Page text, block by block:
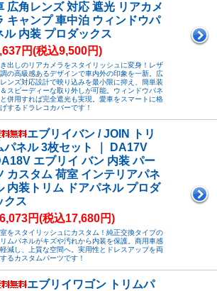
広角レンズ 対応 遮光 リアカメ
キャンプ 車中泊 ウィンドウパ
ル 内装 プロダックス
円(税込9,500円)
出しのリアカメラをスタイリッシュに変身！レザ
の高級感あるデザインで車内外の印象を一新。広
ンズ対応設計で映り込みを最小限に抑え、簡単装
スピーディーな取り外しが可能。ウィンドウパネ
併用すれば完全遮光も実現。愛車をスマートに格
げするドラレコカバーです！
エブリイバン / JOIN トリ
パネル 3枚セット ｜ DA17V
エブリイ バン 内装 パー
カスタム 荷室 インテリアパネ
内装トリム ドアパネル プロダ
クス
円(税込17,680円)
をスタイリッシュにカスタム！純正交換タイプの
リムパネルがキズや汚れから内装を保護。商用車感
減し、上質な空間へ。実用性とドレスアップを両
るカスタムパーツです！
エブリイワゴン トリムパ